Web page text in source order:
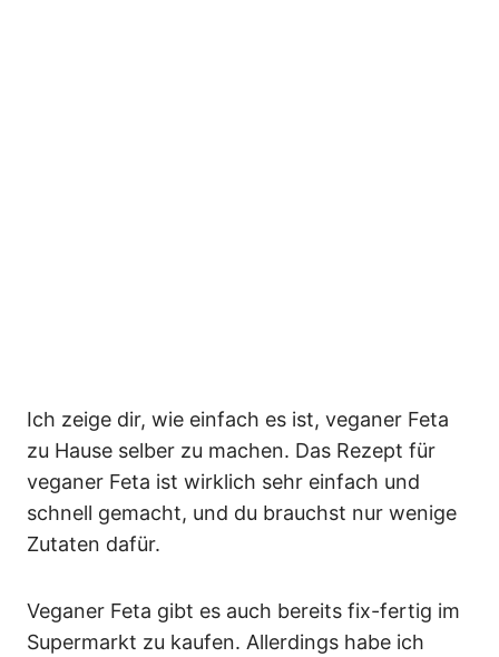
Ich zeige dir, wie einfach es ist, veganer Feta
zu Hause selber zu machen. Das Rezept für
veganer Feta ist wirklich sehr einfach und
schnell gemacht, und du brauchst nur wenige
Zutaten dafür.
Veganer Feta gibt es auch bereits fix-fertig im
Supermarkt zu kaufen. Allerdings habe ich